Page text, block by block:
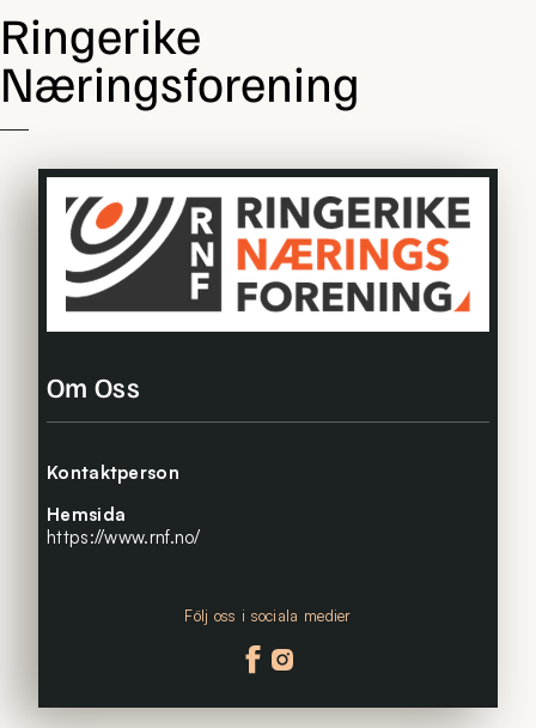
Ringerike
Næringsforening
Om Oss
Kontaktperson
Hemsida
https://www.rnf.no/
Följ oss i sociala medier
Följ oss på facebook
Följ oss på instagram